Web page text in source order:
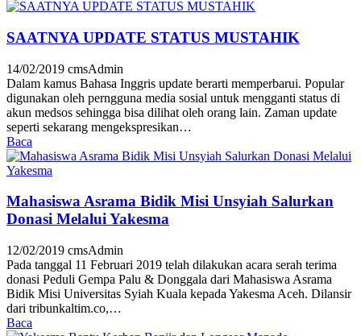
SAATNYA UPDATE STATUS MUSTAHIK
14/02/2019 cmsAdmin
Dalam kamus Bahasa Inggris update berarti memperbarui. Popular
digunakan oleh perngguna media sosial untuk mengganti status di
akun medsos sehingga bisa dilihat oleh orang lain. Zaman update
seperti sekarang mengekspresikan…
Baca
Mahasiswa Asrama Bidik Misi Unsyiah Salurkan
Donasi Melalui Yakesma
12/02/2019 cmsAdmin
Pada tanggal 11 Februari 2019 telah dilakukan acara serah terima
donasi Peduli Gempa Palu & Donggala dari Mahasiswa Asrama
Bidik Misi Universitas Syiah Kuala kepada Yakesma Aceh. Dilansir
dari tribunkaltim.co,…
Baca